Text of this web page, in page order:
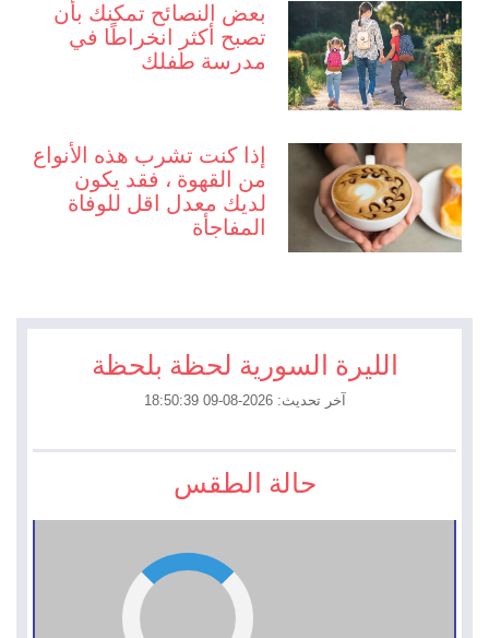
بعض النصائح تمكنك بأن
تصبح أكثر انخراطًا في
مدرسة طفلك
إذا كنت تشرب هذه الأنواع
من القهوة ، فقد يكون
لديك معدل اقل للوفاة
المفاجأة
الليرة السورية لحظة بلحظة
آخر تحديث: 2026-08-09 18:50:39
حالة الطقس